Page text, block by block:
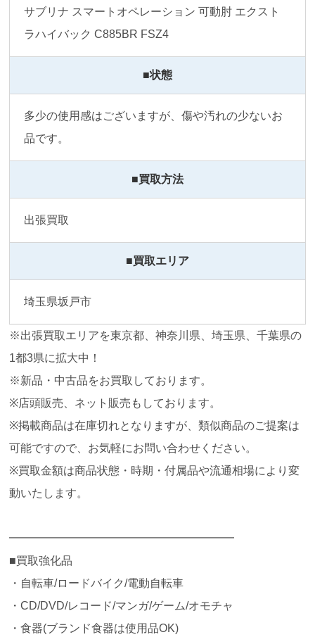
サブリナ スマートオペレーション 可動肘 エクスト
ラハイバック C885BR FSZ4
■状態
多少の使用感はございますが、傷や汚れの少ないお
品です。
■買取方法
出張買取
■買取エリア
埼玉県坂戸市
※出張買取エリアを東京都、神奈川県、埼玉県、千葉県の
1都3県に拡大中！
※新品・中古品をお買取しております。
※店頭販売、ネット販売もしております。
※掲載商品は在庫切れとなりますが、類似商品のご提案は
可能ですので、お気軽にお問い合わせください。
※買取金額は商品状態・時期・付属品や流通相場により変
動いたします。
━━━━━━━━━━━━━━━━━━━━
■買取強化品
・自転車/ロードバイク/電動自転車
・CD/DVD/レコード/マンガ/ゲーム/オモチャ
・食器(ブランド食器は使用品OK)